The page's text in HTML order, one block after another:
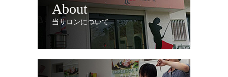
About
当サロンについて